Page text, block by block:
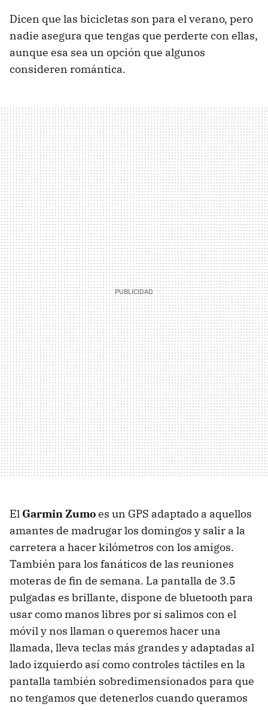
Dicen que las bicicletas son para el verano, pero
nadie asegura que tengas que perderte con ellas,
aunque esa sea un opción que algunos
consideren romántica.
El Garmin Zumoes un GPS adaptado a aquellos
amantes de madrugar los domingos y salir a la
carretera a hacer kilómetros con los amigos.
También para los fanáticos de las reuniones
moteras de fin de semana. La pantalla de 3.5
pulgadas es brillante, dispone de bluetooth para
usar como manos libres por si salimos con el
móvil y nos llaman o queremos hacer una
llamada, lleva teclas más grandes y adaptadas al
lado izquierdo así como controles táctiles en la
pantalla también sobredimensionados para que
no tengamos que detenerlos cuando queramos